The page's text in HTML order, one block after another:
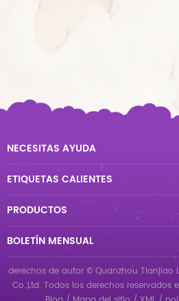
NECESITAS AYUDA
ETIQUETAS CALIENTES
PRODUCTOS
BOLETÍN MENSUAL
derechos de autor © Quanzhou Tianjiao
Co.,Ltd. Todos los derechos reservados